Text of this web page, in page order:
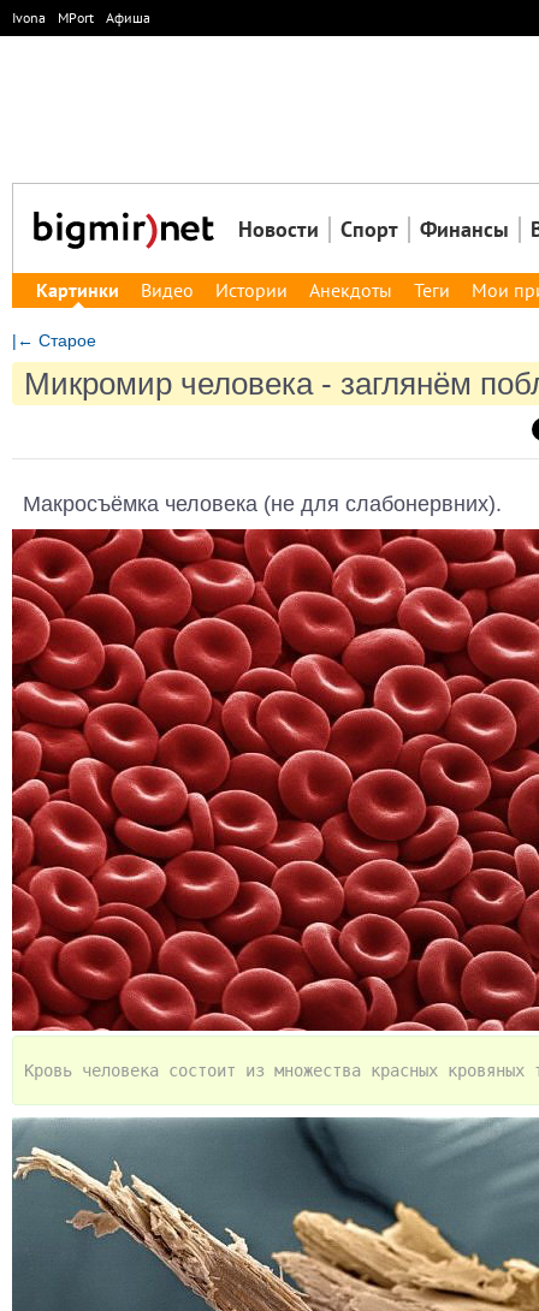
Ivona MPort Афиша
Новости Спорт Финансы
Картинки Видео Истории Анекдоты Теги Мои
|← Старое
Микромир человека - заглянём
Макросъёмка человека (не для слабонервних).
Кровь человека состоит из множества красных кровяных